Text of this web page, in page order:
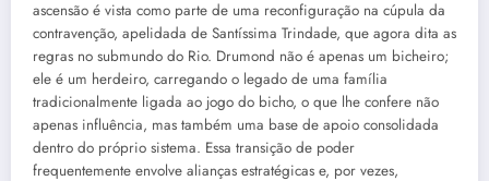
ascensão é vista como parte de uma reconfiguração na cúpula da
contravenção, apelidada de Santíssima Trindade, que agora dita as
regras no submundo do Rio. Drumond não é apenas um bicheiro;
ele é um herdeiro, carregando o legado de uma família
tradicionalmente ligada ao jogo do bicho, o que lhe confere não
apenas influência, mas também uma base de apoio consolidada
dentro do próprio sistema. Essa transição de poder
frequentemente envolve alianças estratégicas e, por vezes,